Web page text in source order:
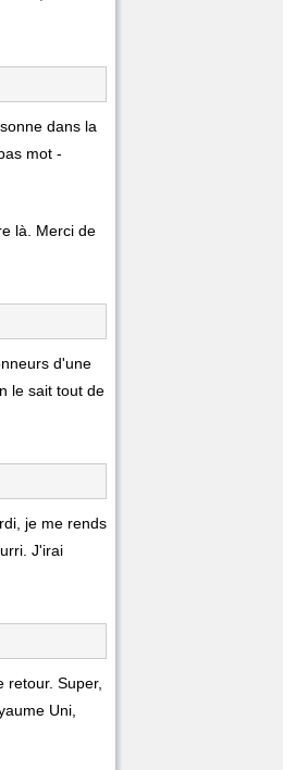
dans la
mot -
là. Merci de
d'une
le sait tout de
je me rends
J'irai
retour. Super,
Uni,